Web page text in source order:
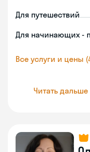
Для путешествий
Для начинающих -
Все услуги и цены
Читать дальше